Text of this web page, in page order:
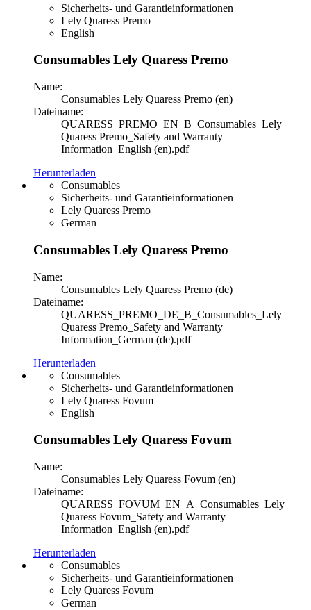
Sicherheits- und Garantieinformationen
Lely Quaress Premo
English
Consumables Lely Quaress Premo
Name:
Consumables Lely Quaress Premo (en)
Dateiname:
QUARESS_PREMO_EN_B_Consumables_Lely
Quaress Premo_Safety and Warranty
Information_English (en).pdf
Herunterladen
Consumables
Sicherheits- und Garantieinformationen
Lely Quaress Premo
German
Consumables Lely Quaress Premo
Name:
Consumables Lely Quaress Premo (de)
Dateiname:
QUARESS_PREMO_DE_B_Consumables_Lely
Quaress Premo_Safety and Warranty
Information_German (de).pdf
Herunterladen
Consumables
Sicherheits- und Garantieinformationen
Lely Quaress Fovum
English
Consumables Lely Quaress Fovum
Name:
Consumables Lely Quaress Fovum (en)
Dateiname:
QUARESS_FOVUM_EN_A_Consumables_Lely
Quaress Fovum_Safety and Warranty
Information_English (en).pdf
Herunterladen
Consumables
Sicherheits- und Garantieinformationen
Lely Quaress Fovum
German